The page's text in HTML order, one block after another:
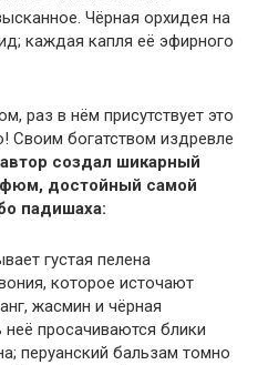
Чёрная орхидея на
каждая капля её эфирного
раз в нём присутствует это
Своим богатством издревле
автор создал шикарный
достойный самой
падишаха:
густая пелена
которое источают
жасмин и чёрная
просачиваются блики
перуанский бальзам томно